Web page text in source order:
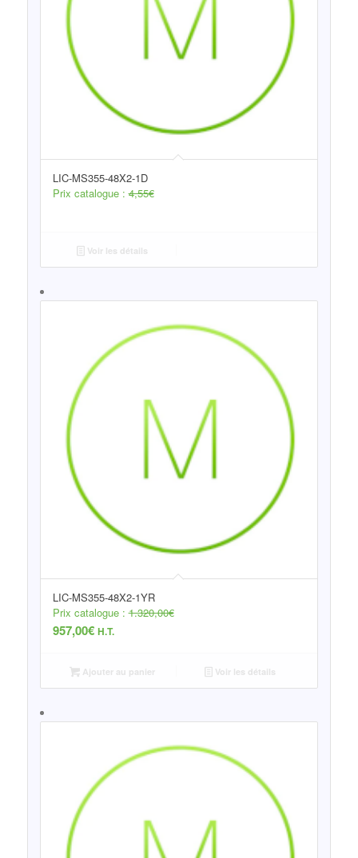
LIC-MS355-48X2-1D
Prix catalogue :4,55€
Voir les détails
LIC-MS355-48X2-1YR
Prix catalogue :1.320,00€
957,00€ H.T.
Ajouter au panier Voir les détails